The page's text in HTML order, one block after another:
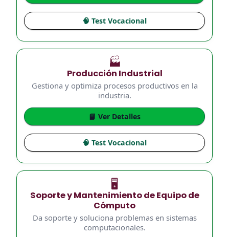
🧠 Test Vocacional
🏭
Producción Industrial
Gestiona y optimiza procesos productivos en la
industria.
📘 Ver Detalles
🧠 Test Vocacional
🖥️
Soporte y Mantenimiento de Equipo de
Cómputo
Da soporte y soluciona problemas en sistemas
computacionales.